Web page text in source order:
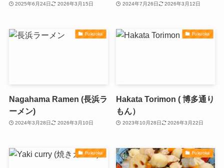
2025年6月24日 2026年3月15日 2024年7月26日 2026年3月12日
Fukuoka
Nagahama Ramen (長浜ラ
ーメン)
2024年3月28日 2026年3月10日
Fukuoka
Hakata Torimon ( 博多通り
もん）
2023年10月28日 2026年3月22日
Fukuoka Fukuoka